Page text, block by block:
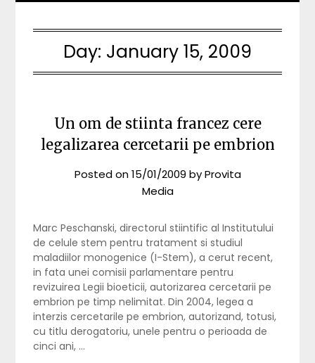
Day: January 15, 2009
Un om de stiinta francez cere
legalizarea cercetarii pe embrion
Posted on15/01/2009 byProvita
Media
Marc Peschanski, directorul stiintific al Institutului
de celule stem pentru tratament si studiul
maladiilor monogenice (I-Stem), a cerut recent,
in fata unei comisii parlamentare pentru
revizuirea Legii bioeticii, autorizarea cercetarii pe
embrion pe timp nelimitat. Din 2004, legea a
interzis cercetarile pe embrion, autorizand, totusi,
cu titlu derogatoriu, unele pentru o perioada de
cinci ani, …